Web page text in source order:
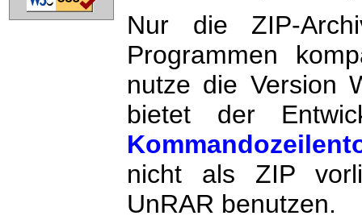
Nur die ZIP-
Programmen
nutze die Version
bietet der
nicht als ZIP
UnRAR benutzen.